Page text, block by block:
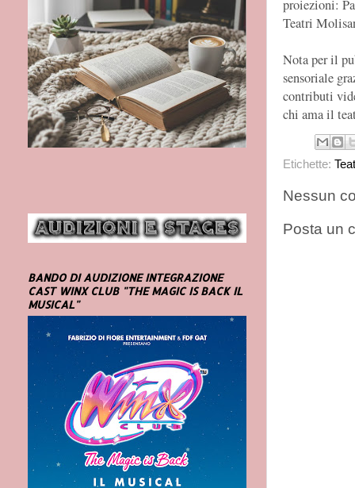
proiezioni:
Teatri
Nota per il
sensoriale
contributi
chi ama il
Etichette:
Nessun
Posta un
BANDO DI AUDIZIONE INTEGRAZIONE
CAST WINX CLUB "THE MAGIC IS BACK IL
MUSICAL"